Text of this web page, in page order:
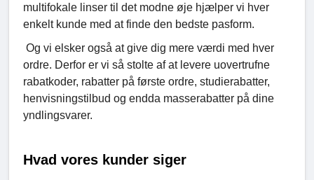
multifokale linser til det modne øje hjælper vi hver
enkelt kunde med at finde den bedste pasform.
Og vi elsker også at give dig mere værdi med hver
ordre. Derfor er vi så stolte af at levere uovertrufne
rabatkoder, rabatter på første ordre, studierabatter,
henvisningstilbud og endda masserabatter på dine
yndlingsvarer.
Hvad vores kunder siger